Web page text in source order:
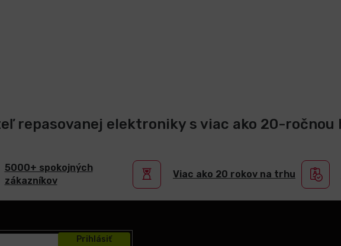
repasovanej elektroniky s viac ako 20-ročnou
5000+ spokojných
zákazníkov
Viac ako 20 rokov na trhu
Prihlásiť